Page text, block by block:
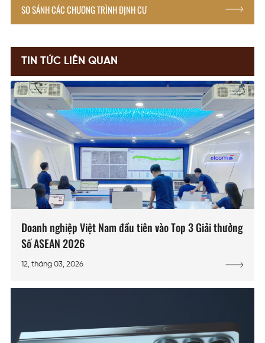
SO SÁNH CÁC CHƯƠNG TRÌNH ĐỊNH CƯ
TIN TỨC LIÊN QUAN
Doanh nghiệp Việt Nam đầu tiên vào Top 3 Giải thưởng
Số ASEAN 2026
12, tháng 03, 2026